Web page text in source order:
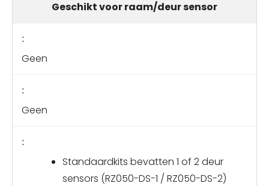
Geschikt voor raam/deur sensor
Geen
Geen
Standaardkits bevatten 1 of 2 deur
sensors (RZ050-DS-1 / RZ050-DS-2)